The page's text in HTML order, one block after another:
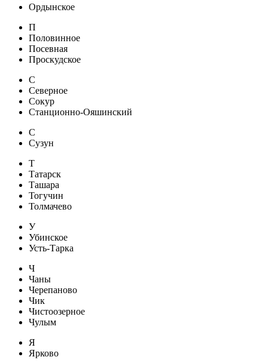
Ордынское
П
Половинное
Посевная
Проскудское
С
Северное
Сокур
Станционно-Ояшинский
С
Сузун
Т
Татарск
Ташара
Тогучин
Толмачево
У
Убинское
Усть-Тарка
Ч
Чаны
Черепаново
Чик
Чистоозерное
Чулым
Я
Ярково